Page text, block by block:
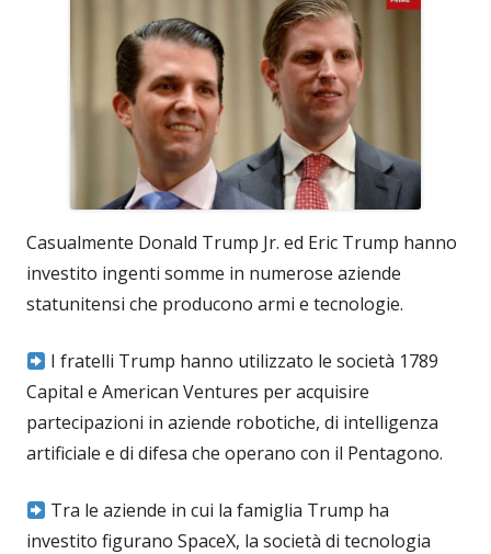
Casualmente Donald Trump Jr. ed Eric Trump hanno
investito ingenti somme in numerose aziende
statunitensi che producono armi e tecnologie.
I fratelli Trump hanno utilizzato le società 1789
Capital e American Ventures per acquisire
partecipazioni in aziende robotiche, di intelligenza
artificiale e di difesa che operano con il Pentagono.
Tra le aziende in cui la famiglia Trump ha
investito figurano SpaceX, la società di tecnologia